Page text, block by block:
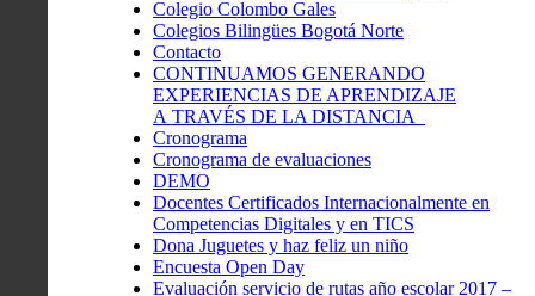
Colegio Colombo Gales
Colegios Bilingües Bogotá Norte
Contacto
CONTINUAMOS GENERANDO
EXPERIENCIAS DE APRENDIZAJE
A TRAVÉS DE LA DISTANCIA
Cronograma
Cronograma de evaluaciones
DEMO
Docentes Certificados Internacionalmente en
Competencias Digitales y en TICS
Dona Juguetes y haz feliz un niño
Encuesta Open Day
Evaluación servicio de rutas año escolar 2017 –